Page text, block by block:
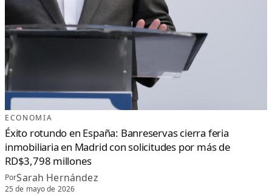
ECONOMIA
Éxito rotundo en España: Banreservas cierra feria
inmobiliaria en Madrid con solicitudes por más de
RD$3,798 millones
PorSarah Hernández
25 de mayo de 2026